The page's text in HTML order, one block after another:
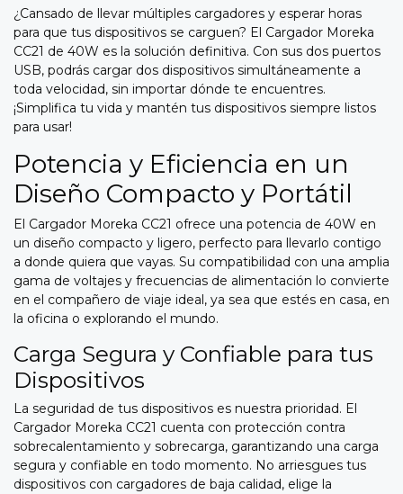
¿Cansado de llevar múltiples cargadores y esperar horas
para que tus dispositivos se carguen? El Cargador Moreka
CC21 de 40W es la solución definitiva. Con sus dos puertos
USB, podrás cargar dos dispositivos simultáneamente a
toda velocidad, sin importar dónde te encuentres.
¡Simplifica tu vida y mantén tus dispositivos siempre listos
para usar!
Potencia y Eficiencia en un
Diseño Compacto y Portátil
El Cargador Moreka CC21 ofrece una potencia de 40W en
un diseño compacto y ligero, perfecto para llevarlo contigo
a donde quiera que vayas. Su compatibilidad con una amplia
gama de voltajes y frecuencias de alimentación lo convierte
en el compañero de viaje ideal, ya sea que estés en casa, en
la oficina o explorando el mundo.
Carga Segura y Confiable para tus
Dispositivos
La seguridad de tus dispositivos es nuestra prioridad. El
Cargador Moreka CC21 cuenta con protección contra
sobrecalentamiento y sobrecarga, garantizando una carga
segura y confiable en todo momento. No arriesgues tus
dispositivos con cargadores de baja calidad, elige la